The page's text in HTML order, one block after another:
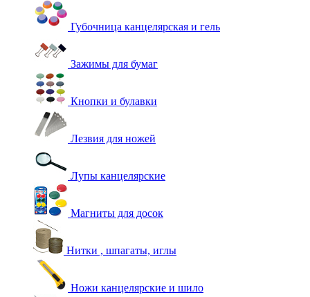
Губочница канцелярская и гель
Зажимы для бумаг
Кнопки и булавки
Лезвия для ножей
Лупы канцелярские
Магниты для досок
Нитки , шпагаты, иглы
Ножи канцелярские и шило